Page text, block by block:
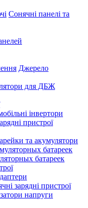
Сонячні панелі та
Джерело
для ДБЖ
інвертори
пристрої
та акумулятори
батареек
зарядні пристрої
напруги